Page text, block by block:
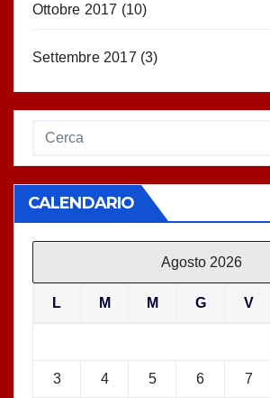
Ottobre 2017 (10)
Settembre 2017 (3)
CALENDARIO
Agosto 2026
L M M G V
3 4 5 6 7